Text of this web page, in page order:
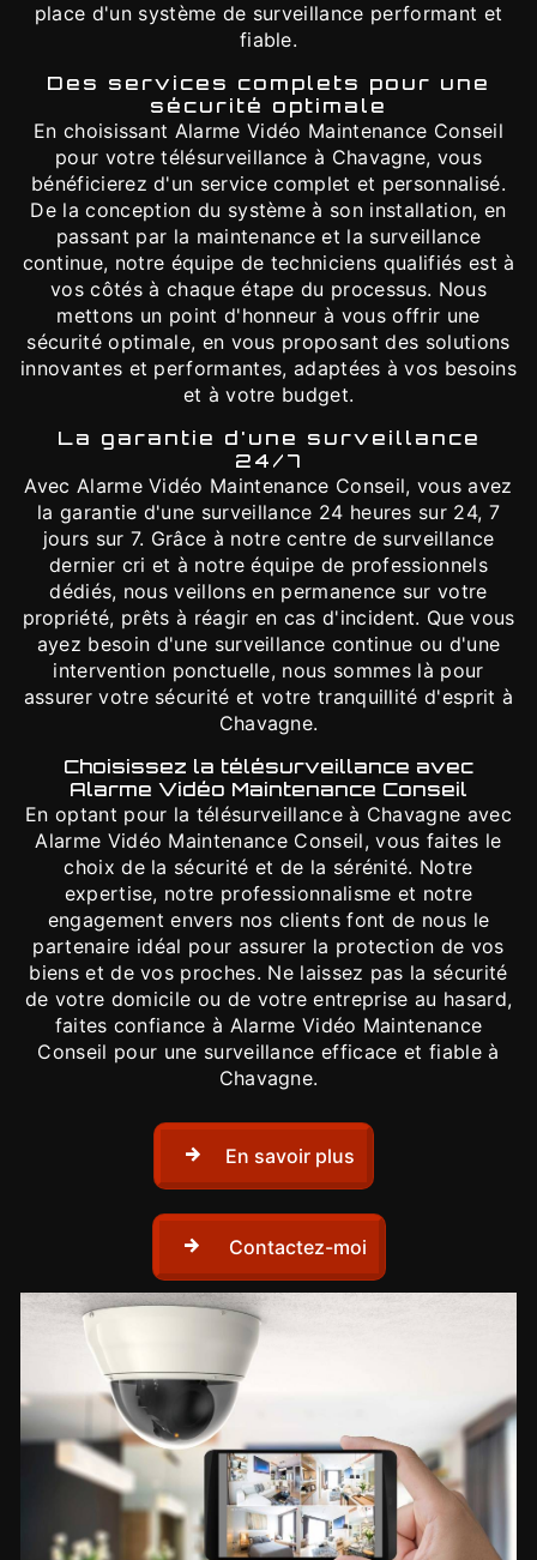
place d'un système de surveillance performant et
fiable.
Des services complets pour une
sécurité optimale
En choisissant Alarme Vidéo Maintenance Conseil
pour votre télésurveillance à Chavagne, vous
bénéficierez d'un service complet et personnalisé.
De la conception du système à son installation, en
passant par la maintenance et la surveillance
continue, notre équipe de techniciens qualifiés est à
vos côtés à chaque étape du processus. Nous
mettons un point d'honneur à vous offrir une
sécurité optimale, en vous proposant des solutions
innovantes et performantes, adaptées à vos besoins
et à votre budget.
La garantie d'une surveillance
24/7
Avec Alarme Vidéo Maintenance Conseil, vous avez
la garantie d'une surveillance 24 heures sur 24, 7
jours sur 7. Grâce à notre centre de surveillance
dernier cri et à notre équipe de professionnels
dédiés, nous veillons en permanence sur votre
propriété, prêts à réagir en cas d'incident. Que vous
ayez besoin d'une surveillance continue ou d'une
intervention ponctuelle, nous sommes là pour
assurer votre sécurité et votre tranquillité d'esprit à
Chavagne.
Choisissez la télésurveillance avec
Alarme Vidéo Maintenance Conseil
En optant pour la télésurveillance à Chavagne avec
Alarme Vidéo Maintenance Conseil, vous faites le
choix de la sécurité et de la sérénité. Notre
expertise, notre professionnalisme et notre
engagement envers nos clients font de nous le
partenaire idéal pour assurer la protection de vos
biens et de vos proches. Ne laissez pas la sécurité
de votre domicile ou de votre entreprise au hasard,
faites confiance à Alarme Vidéo Maintenance
Conseil pour une surveillance efficace et fiable à
Chavagne.
En savoir plus
Contactez-moi